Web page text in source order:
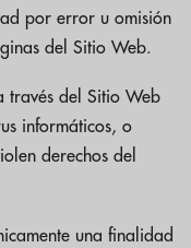
por error u omisión
del Sitio Web.
del Sitio Web
informáticos, o
derechos del
una finalidad